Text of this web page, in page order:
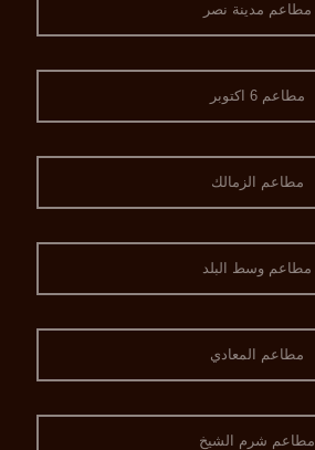
مطاعم مدينة نصر
مطاعم 6 اكتوبر
مطاعم الزمالك
مطاعم وسط البلد
مطاعم المعادي
مطاعم شرم الشيخ